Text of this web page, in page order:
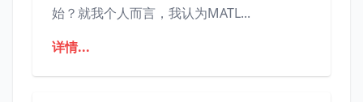
始？就我个人而言，我认为MATL...
详情...